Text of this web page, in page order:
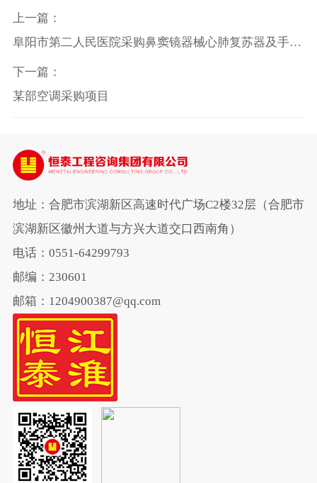
上一篇：
阜阳市第二人民医院采购鼻窦镜器械心肺复苏器及手术
室医疗设备维保服务（第三包）项目
下一篇：
某部空调采购项目
地址：合肥市滨湖新区高速时代广场C2楼32层（合肥市
滨湖新区徽州大道与方兴大道交口西南角）
电话：0551-64299793
邮编：230601
邮箱：1204900387@qq.com